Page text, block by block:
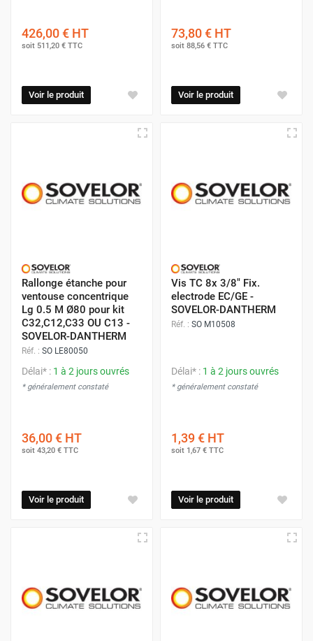
426,00 € HT
soit 511,20 € TTC
Voir le produit
73,80 € HT
soit 88,56 € TTC
Voir le produit
Rallonge étanche pour
ventouse concentrique
Lg 0.5 M Ø80 pour kit
C32,C12,C33 OU C13 -
SOVELOR-DANTHERM
Réf. : SO LE80050
Délai* : 1 à 2 jours ouvrés
* généralement constaté
36,00 € HT
soit 43,20 € TTC
Voir le produit
Vis TC 8x 3/8" Fix.
electrode EC/GE -
SOVELOR-DANTHERM
Réf. : SO M10508
Délai* : 1 à 2 jours ouvrés
* généralement constaté
1,39 € HT
soit 1,67 € TTC
Voir le produit